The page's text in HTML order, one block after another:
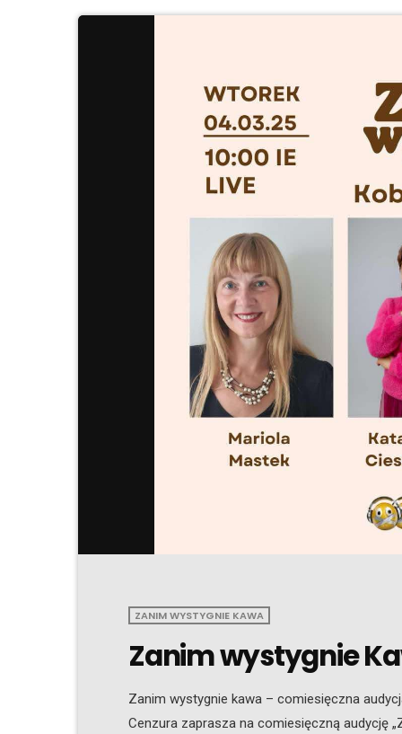
ZANIM WYSTYGNIE KAWA
Zanim wystygnie
Zanim wystygnie kawa – comiesięczna
Cenzura zaprasza na comiesięczną audycję